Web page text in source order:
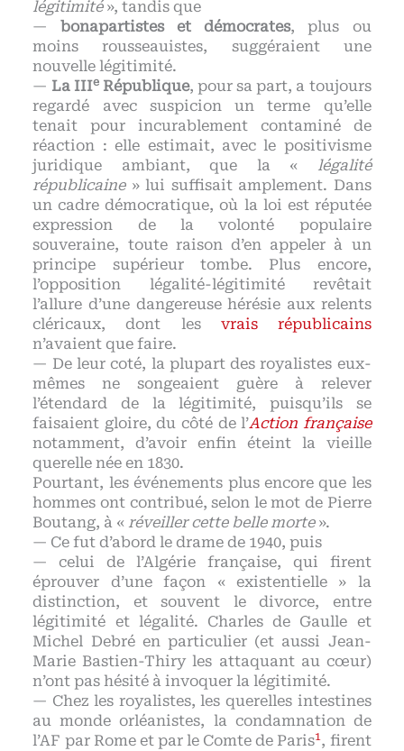
légitimité», tandis que
— bonapartistes et démocrates, plus ou
moins rousseauistes, suggéraient une
nouvelle légitimité.
— La IIIeRépublique, pour sa part, a toujours
regardé avec suspicion un terme qu’elle
tenait pour incurablement contaminé de
réaction : elle estimait, avec le positivisme
juridique ambiant, que la « légalité
républicaine» lui suffisait amplement. Dans
un cadre démocratique, où la loi est réputée
expression de la volonté populaire
souveraine, toute raison d’en appeler à un
principe supérieur tombe. Plus encore,
l’opposition légalité-légitimité revêtait
l’allure d’une dangereuse hérésie aux relents
cléricaux, dont les vrais républicains
n’avaient que faire.
— De leur coté, la plupart des royalistes eux-
mêmes ne songeaient guère à relever
l’étendard de la légitimité, puisqu’ils se
faisaient gloire, du côté de l’Action française
notamment, d’avoir enfin éteint la vieille
querelle née en 1830.
Pourtant, les événements plus encore que les
hommes ont contribué, selon le mot de Pierre
Boutang, à « réveiller cette belle morte».
— Ce fut d’abord le drame de 1940, puis
— celui de l’Algérie française, qui firent
éprouver d’une façon « existentielle » la
distinction, et souvent le divorce, entre
légitimité et légalité. Charles de Gaulle et
Michel Debré en particulier (et aussi Jean-
Marie Bastien-Thiry les attaquant au cœur)
n’ont pas hésité à invoquer la légitimité.
— Chez les royalistes, les querelles intestines
au monde orléanistes, la condamnation de
l’AF par Rome et par le Comte de Paris1, firent